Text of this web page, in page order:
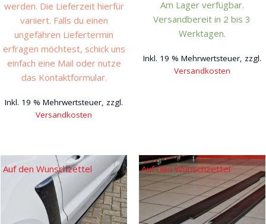
werden. Die Lieferzeit hierfür
variiert. Falls du einen
ungefähren Liefertermin
erfragen möchtest, schick uns
einfach eine Mail oder nutze
das Kontaktformular.
Inkl. 19 % Mehrwertsteuer, zzgl.
Versandkosten
Am Lager verfügbar.
Versandbereit in 2 bis 3
Werktagen.
Inkl. 19 % Mehrwertsteuer, zzgl.
Versandkosten
auf.
Die
Optionen
können
auf
Auf den Wunschzettel Auf den Wunschzettel